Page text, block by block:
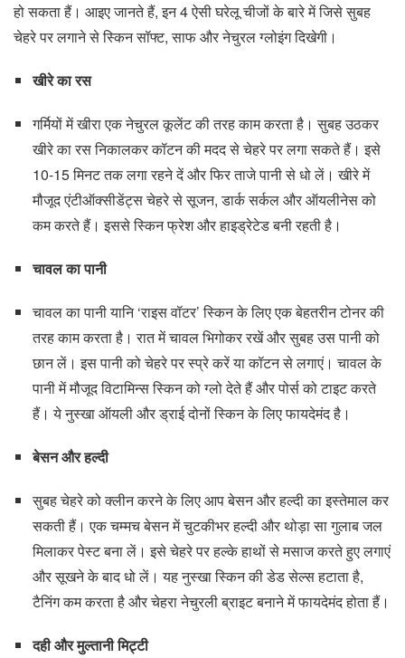
हो सकता हैं। आइए जानते हैं, इन 4 ऐसी घरेलू चीजों के बारे में जिसे सुबह
चेहरे पर लगाने से स्किन सॉफ्ट, साफ और नेचुरल ग्लोइंग दिखेगी।
खीरे का रस
गर्मियों में खीरा एक नेचुरल कूलेंट की तरह काम करता है। सुबह उठकर
खीरे का रस निकालकर कॉटन की मदद से चेहरे पर लगा सकते हैं। इसे
10-15 मिनट तक लगा रहने दें और फिर ताजे पानी से धो लें। खीरे में
मौजूद एंटीऑक्सीडेंट्स चेहरे से सूजन, डार्क सर्कल और ऑयलीनेस को
कम करते हैं। इससे स्किन फ्रेश और हाइड्रेटेड बनी रहती है।
चावल का पानी
चावल का पानी यानि ‘राइस वॉटर’ स्किन के लिए एक बेहतरीन टोनर की
तरह काम करता है। रात में चावल भिगोकर रखें और सुबह उस पानी को
छान लें। इस पानी को चेहरे पर स्प्रे करें या कॉटन से लगाएं। चावल के
पानी में मौजूद विटामिन्स स्किन को ग्लो देते हैं और पोर्स को टाइट करते
हैं। ये नुस्खा ऑयली और ड्राई दोनों स्किन के लिए फायदेमंद है।
बेसन और हल्दी
सुबह चेहरे को क्लीन करने के लिए आप बेसन और हल्दी का इस्तेमाल कर
सकती हैं। एक चम्मच बेसन में चुटकीभर हल्दी और थोड़ा सा गुलाब जल
मिलाकर पेस्ट बना लें। इसे चेहरे पर हल्के हाथों से मसाज करते हुए लगाएं
और सूखने के बाद धो लें। यह नुस्खा स्किन की डेड सेल्स हटाता है,
टैनिंग कम करता है और चेहरा नेचुरली ब्राइट बनाने में फायदेमंद होता हैं।
दही और मुल्तानी मिट्टी